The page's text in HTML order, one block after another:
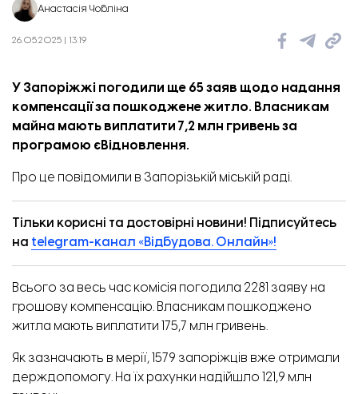
Колонки
Про нас
Редакційна політика
Анастасія Чобліна
26.05.2025 | 13:19
У Запоріжжі погодили ще 65 заяв щодо надання
компенсації за пошкоджене житло. Власникам
майна мають виплатити 7,2 млн гривень за
програмою єВідновлення.
Про це повідомили в Запорізькій міській раді.
Тільки корисні та достовірні новини! Підписуйтесь
на telegram-канал «Відбудова. Онлайн»!
Всього за весь час комісія погодила 2281 заяву на
грошову компенсацію. Власникам пошкоджено
житла мають виплатити 175,7 млн гривень.
Як зазначають в мерії, 1579 запоріжців вже отримали
держдопомогу. На їх рахунки надійшло 121,9 млн